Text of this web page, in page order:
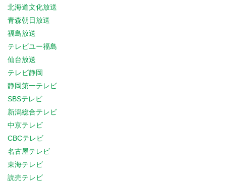
北海道文化放送
青森朝日放送
福島放送
テレビユー福島
仙台放送
テレビ静岡
静岡第一テレビ
SBSテレビ
新潟総合テレビ
中京テレビ
CBCテレビ
名古屋テレビ
東海テレビ
読売テレビ